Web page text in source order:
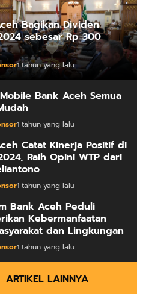
Bagikan Dividen
sebesar Rp 300
1 tahun yang lalu
Bank Aceh Semua
1 tahun yang lalu
Catat Kinerja Positif di
Raih Opini WTP dari
1 tahun yang lalu
Bank Aceh Peduli
Kebermanfaatan
dan Lingkungan
1 tahun yang lalu
ARTIKEL LAINNYA